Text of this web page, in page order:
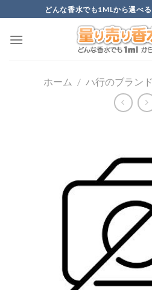
to
content
どんな香水でも1MLから選べ
ホーム / ハ行のブランド